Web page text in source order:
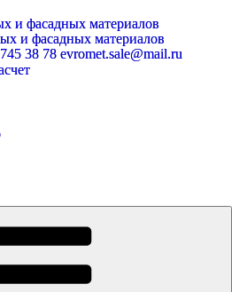
и фасадных материалов
38 78 evromet.sale@mail.ru